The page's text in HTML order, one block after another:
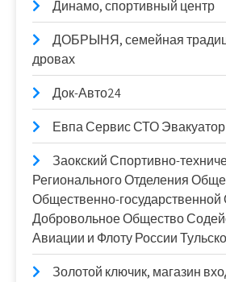
Динамо, спортивный центр
ДОБРЫНЯ, семейная
дровах
Док-Авто24
Евпа Сервис СТО Эвакуатор
Заокский Спортивно-
Регионального Отделения
Общественно-государственной
Добровольное Общество
Авиации и Флоту России
Золотой ключик, магазин